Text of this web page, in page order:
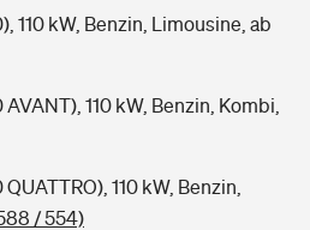
110 kW, Benzin, Limousine, ab
110 kW, Benzin, Kombi,
110 kW, Benzin,
/ 554)